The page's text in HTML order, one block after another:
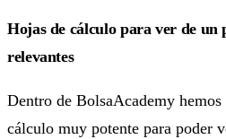
Hojas de cálculo para ver de un
relevantes
Dentro de BolsaAcademy
cálculo muy potente para poder